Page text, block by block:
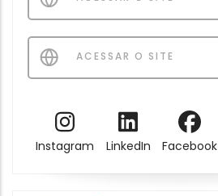
ACESSAR O SITE
Instagram LinkedIn Facebook